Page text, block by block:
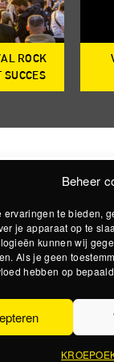
Beheer
ervaringen te bieden,
je apparaat op te
kunnen wij
Als je geen
hebben op
ROCK
SUCCES